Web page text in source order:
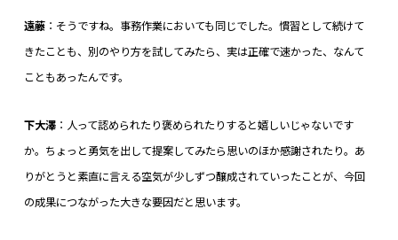
遠藤：そうですね。事務作業においても同じでした。慣習として続けて
きたことも、別のやり方を試してみたら、実は正確で速かった、なんて
こともあったんです。
下大澤：人って認められたり褒められたりすると嬉しいじゃないです
か。ちょっと勇気を出して提案してみたら思いのほか感謝されたり。あ
りがとうと素直に言える空気が少しずつ醸成されていったことが、今回
の成果につながった大きな要因だと思います。